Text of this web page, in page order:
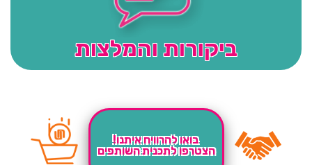
ביקורות והמלצות
בואו להרוויח איתנו!
הצטרפו לתכנית השותפים